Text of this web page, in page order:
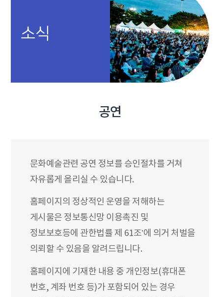
소식
공연
문화예술관련 공연 정보를 승인절차를 거쳐
자유롭게 올리실 수 있습니다.
홈페이지의 정상적인 운영을 저해하는
게시물은 정보통신망 이용촉진 및
정보보호등에 관한법률 제 61조’에 의거 처벌을
의뢰할 수 있음을 알려드립니다.
홈페이지에 기재한 내용 중 개인정보(휴대폰
번호, 계좌 번호 등)가 포함되어 있는 경우